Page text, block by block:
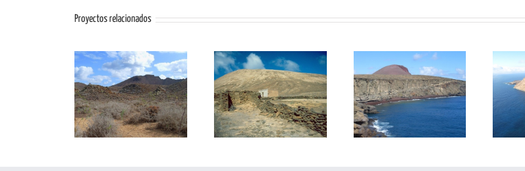
Proyectos relacionados
LIG AL02: La Caldera
LIG AL03: Trocadero-El
Veril
MC01: Montaña Clara-
Roque del Este